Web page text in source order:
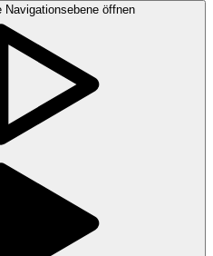
Navigationsebene öffnen